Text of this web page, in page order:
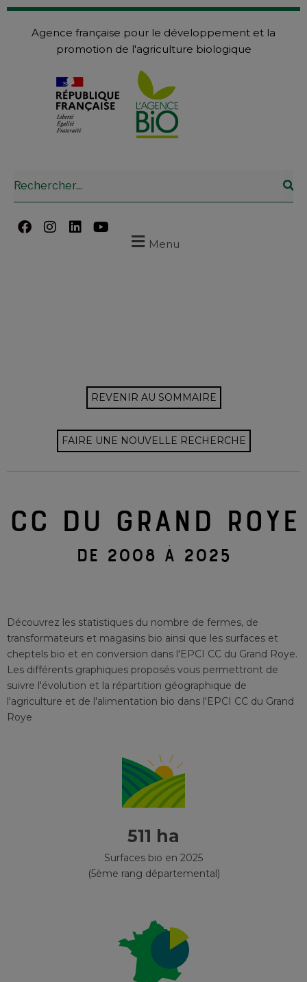
Agence française pour le développement et la
promotion de l'agriculture biologique
Menu
REVENIR AU SOMMAIRE
FAIRE UNE NOUVELLE RECHERCHE
CC DU GRAND ROYE
DE 2008 À 2025
Découvrez les statistiques du nombre de fermes, de
transformateurs et magasins bio ainsi que les surfaces et
cheptels bio et en conversion dans l'EPCI CC du Grand Roye.
Les différents graphiques proposés vous permettront de
suivre l'évolution et la répartition géographique de
l'agriculture et de l'alimentation bio dans l'EPCI CC du Grand
Roye
511 ha
Surfaces bio en 2025
(5ème rang départemental)